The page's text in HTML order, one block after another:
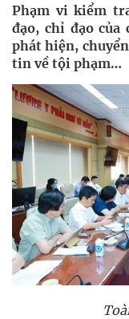
Phạm vi kiểm
đạo, chỉ đạo của
phát hiện,
tin về tội phạm…